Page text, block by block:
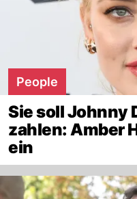
People
Sie soll Johnny
zahlen: Amber
ein